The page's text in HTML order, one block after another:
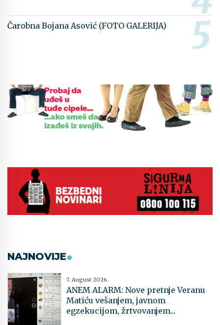
Čarobna Bojana Asović (FOTO GALERIJA)
NAJNOVIJE
7. August 2026.
ANEM ALARM: Nove pretnje Veranu
Matiću vešanjem, javnom
egzekucijom, žrtvovanjem...